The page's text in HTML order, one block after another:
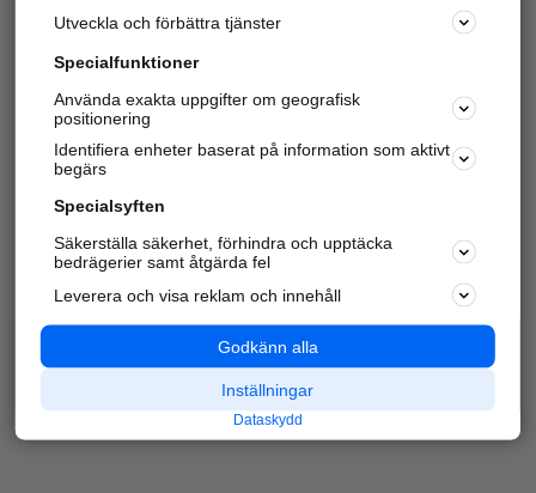
Varje vecka besöker du och4 miljoner
andra
härliga användare oss för att hitta rätt lokal
information om företag, privatpersoner och
platser.
Utveckla och förbättra tjänster
Specialfunktioner
Använda exakta uppgifter om geografisk
positionering
Identifiera enheter baserat på information som aktivt
begärs
Specialsyften
Säkerställa säkerhet, förhindra och upptäcka
bedrägerier samt åtgärda fel
Leverera och visa reklam och innehåll
Godkänn alla
Inställningar
Dataskydd